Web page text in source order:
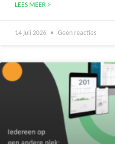
LEES MEER >
14 juli 2026 Geen reacties